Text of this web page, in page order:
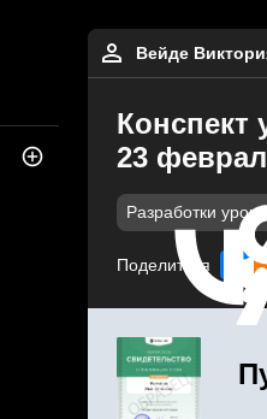
Вейде
Конспект
23
Разработки уроков
Поделиться